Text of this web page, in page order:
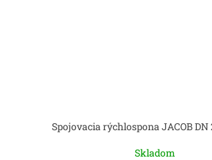
Spojovacia rýchlospona JACOB DN
Skladom